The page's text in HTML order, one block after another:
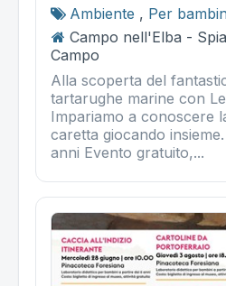
Ambiente , Per
Campo nell'Elba -
Campo
Alla scoperta del
tartarughe marine con
Impariamo a conoscere
caretta giocando
anni Evento gratuito,...